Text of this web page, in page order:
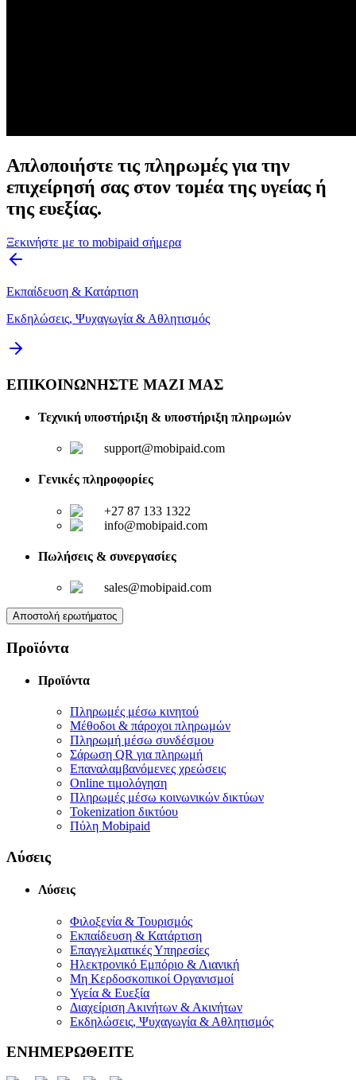
Απλοποιήστε τις πληρωμές για την
επιχείρησή σας στον τομέα της υγείας ή
της ευεξίας.
Ξεκινήστε με το mobipaid σήμερα
Εκπαίδευση & Κατάρτιση
Εκδηλώσεις, Ψυχαγωγία & Αθλητισμός
ΕΠΙΚΟΙΝΩΝΗΣΤΕ ΜΑΖΙ ΜΑΣ
Τεχνική υποστήριξη & υποστήριξη πληρωμών
support@mobipaid.com
Γενικές πληροφορίες
+27 87 133 1322
info@mobipaid.com
Πωλήσεις & συνεργασίες
sales@mobipaid.com
Αποστολή ερωτήματος
Προϊόντα
Προϊόντα
Πληρωμές μέσω κινητού
Μέθοδοι & πάροχοι πληρωμών
Πληρωμή μέσω συνδέσμου
Σάρωση QR για πληρωμή
Επαναλαμβανόμενες χρεώσεις
Online τιμολόγηση
Πληρωμές μέσω κοινωνικών δικτύων
Tokenization δικτύου
Πύλη Mobipaid
Λύσεις
Λύσεις
Φιλοξενία & Τουρισμός
Εκπαίδευση & Κατάρτιση
Επαγγελματικές Υπηρεσίες
Ηλεκτρονικό Εμπόριο & Λιανική
Μη Κερδοσκοπικοί Οργανισμοί
Υγεία & Ευεξία
Διαχείριση Ακινήτων & Ακινήτων
Εκδηλώσεις, Ψυχαγωγία & Αθλητισμός
ΕΝΗΜΕΡΩΘΕΙΤΕ